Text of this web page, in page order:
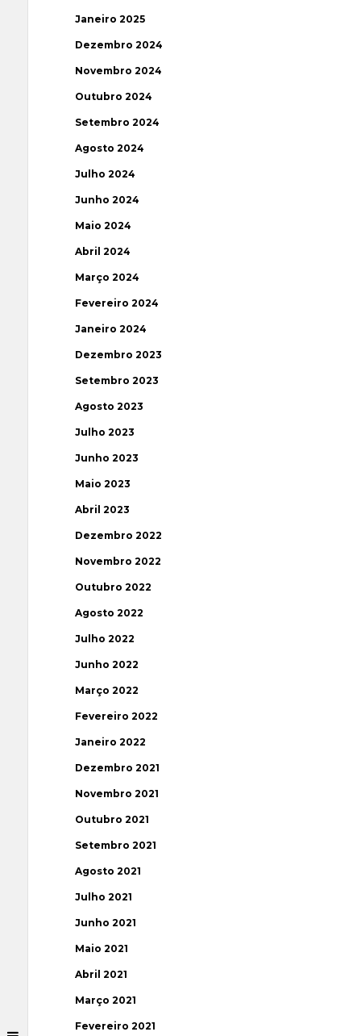
Janeiro 2025
Dezembro 2024
Novembro 2024
Outubro 2024
Setembro 2024
Agosto 2024
Julho 2024
Junho 2024
Maio 2024
Abril 2024
Março 2024
Fevereiro 2024
Janeiro 2024
Dezembro 2023
Setembro 2023
Agosto 2023
Julho 2023
Junho 2023
Maio 2023
Abril 2023
Dezembro 2022
Novembro 2022
Outubro 2022
Agosto 2022
Julho 2022
Junho 2022
Março 2022
Fevereiro 2022
Janeiro 2022
Dezembro 2021
Novembro 2021
Outubro 2021
Setembro 2021
Agosto 2021
Julho 2021
Junho 2021
Maio 2021
Abril 2021
Março 2021
Fevereiro 2021